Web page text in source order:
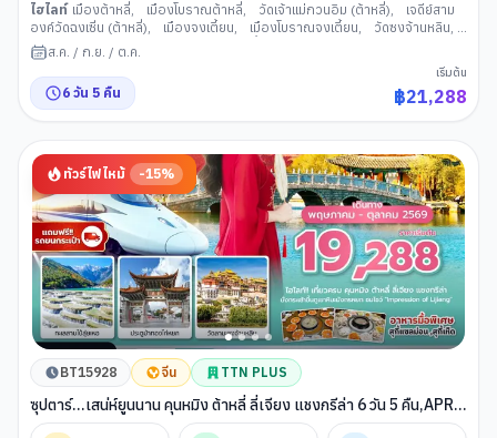
ไฮไลท์ เมืองต้าหลี่, เมืองโบราณต้าหลี่, วัดเจ้าแม่กวนอิม (ต้าหลี่),
เจดีย์สาม
องค์วัดฉงเซิ่น (ต้าหลี่), เมืองจงเตี้ยน, เมืองโบราณจงเตี้ยน, วัดซงจ้านหลิน,
ช่องแคบเสือกระโจน
เจียง
ภูเขาหิมะมังกรหยก (ลี่เจียง)
ทะเลสาบไป๋สุยเหอ (ลี่เจียง)
อุทยานน้ำหยก
(ลี่เจียง) , นั่งรถไฟความเร็วสูงลี่เจียง คุนหมิง
ตำหนักทอง
ส.ค. / ก.ย. / ต.ค.
6 วัน 5 คืน
เริ่มต้น
฿21,288
ทัวร์ไฟไหม้ -15%
BT15928 จีน TTN PLUS
ซุปตาร์...เสน่ห์ยูนนาน คุนหมิง ต้าหลี่ ลี่เจียง แชงกรีล่า 6 วัน 5 คืน,APR -
OCT 2026,ทัวร์ไม่ลงร้าน,นั่งรถไฟความเร็วสูง (แถมฟรีรถขนกระเป๋า)